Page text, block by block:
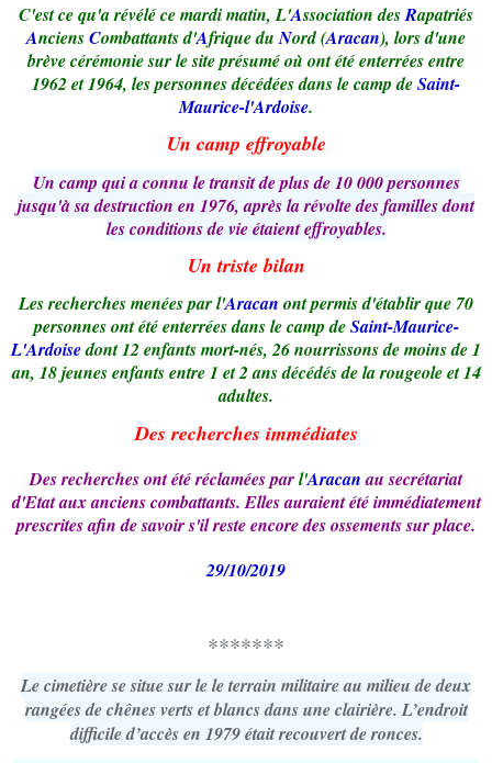
C'est ce qu'a révélé ce mardi matin, L'Association desRapatriés
AnciensCombattants d'Afrique duNord (Aracan), lors d'une
brève cérémonie sur le site présumé où ont été enterrées entre
1962 et 1964, les personnes décédées dans le camp deSaint-
Maurice-l'Ardoise.
Un camp effroyable
Un camp qui a connu le transit de plus de 10 000 personnes
jusqu'à sa destruction en 1976, après la révolte des familles dont
les conditions de vie étaient effroyables.
Un triste bilan
Les recherches menées par l'Aracan ont permis d'établir que 70
personnes ont été enterrées dans le camp deSaint-Maurice-
L'Ardoisedont 12 enfants mort-nés, 26 nourrissons de moins de 1
an, 18 jeunes enfants entre 1 et 2 ans décédés de la rougeole et 14
adultes.
Des recherches immédiates
Des recherches ont été réclamées parl'Aracanau secrétariat
d'Etat aux anciens combattants. Elles auraient été immédiatement
prescrites afin de savoir s'il reste encore des ossements sur place.
29/10/2019
*******
Le cimetière se situe sur le le terrain militaire au milieu de deux
rangées de chênes verts et blancs dans une clairière. L’endroit
difficile d’accès en 1979 était recouvert de ronces.